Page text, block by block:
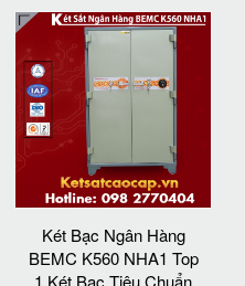
Két Bạc Ngân Hàng
BEMC K560 NHA1 Top
1 Két Bạc Tiêu Chuẩn